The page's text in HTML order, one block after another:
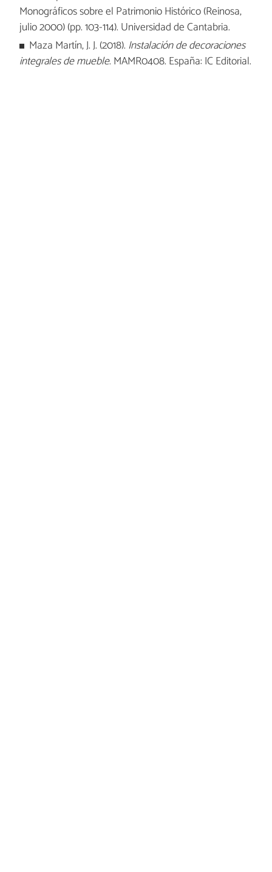
Monográficos sobre el Patrimonio Histórico (Reinosa,
julio 2000) (pp. 103-114). Universidad de Cantabria.
Maza Martín, J. J. (2018). Instalación de decoraciones
integrales de mueble. MAMR0408. España: IC Editorial.